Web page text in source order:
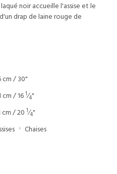
noir accueille l'assise et le
drap de laine rouge de
cm / 30"
cm / 161⁄4"
cm / 20 1⁄4"
Chaises